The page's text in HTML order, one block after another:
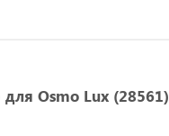
для Osmo Lux (28561)